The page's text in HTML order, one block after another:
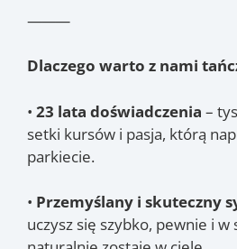
⸻
Dlaczego warto z nami
• 23 lata doświadczenia –
setki kursów i pasja, którą
parkiecie.
• Przemyślany i skuteczny
uczysz się szybko, pewnie i